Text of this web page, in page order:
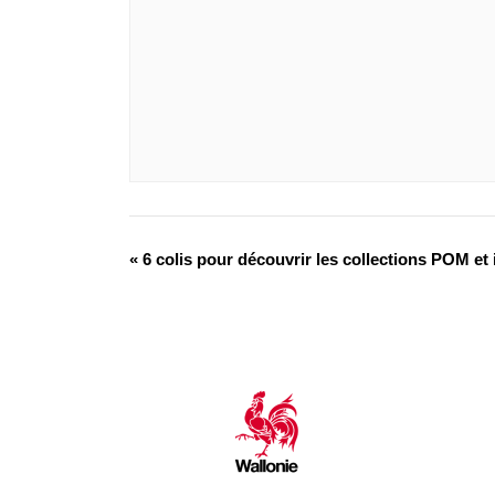
« 6 colis pour découvrir les collections POM et